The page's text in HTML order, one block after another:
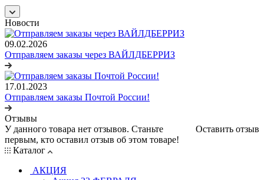
Новости
09.02.2026
Отправляем заказы через ВАЙЛДБЕРРИЗ
17.01.2023
Отправляем заказы Почтой России!
Отзывы
Оставить отзыв
У данного товара нет отзывов. Станьте
первым, кто оставил отзыв об этом товаре!
Каталог
АКЦИЯ